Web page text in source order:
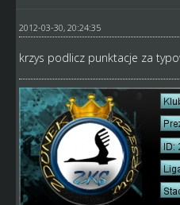
2012-03-30, 20:24:35
krzys podlicz punktacje za